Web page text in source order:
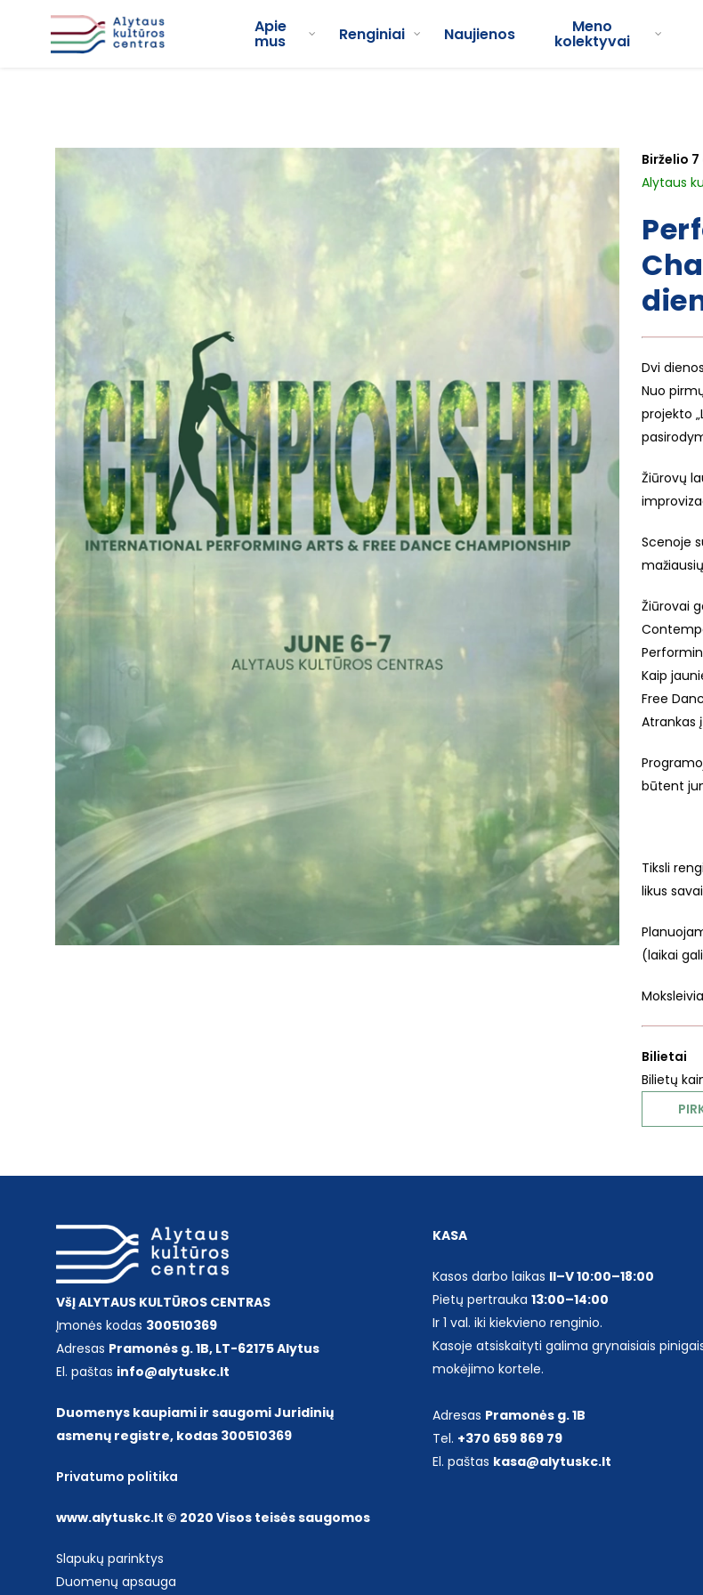
Apie
mus Renginiai Naujienos Meno
kolektyvai
Birželio
Alytaus
Dvi
Nuo
projekto
Žiūrovų
Scenoje
Žiūrovai
Kaip
Free
Atrankas
būtent
Tiksli
likus
(laikai
Bilietai
Bilietų
VšĮ ALYTAUS KULTŪROS CENTRAS
Įmonės kodas 300510369
Adresas Pramonės g. 1B, LT-62175 Alytus
El. paštas info@alytuskc.lt
Duomenys kaupiami ir saugomi Juridinių
asmenų registre, kodas 300510369
Privatumo politika
www.alytuskc.lt © 2020 Visos teisės saugomos
Slapukų parinktys
Duomenų apsauga
KASA
Kasos darbo laikas II–V 10:00–18:00
Pietų pertrauka 13:00–14:00
Ir 1 val. iki kiekvieno renginio.
Kasoje atsiskaityti galima grynaisiais
mokėjimo kortele.
Adresas Pramonės g. 1B
Tel. +370 659 869 79
El. paštas kasa@alytuskc.lt